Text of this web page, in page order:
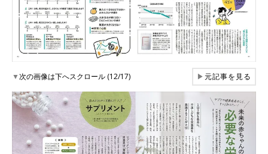
▼次の画像は下へスクロール (12/17) ▶元記事を見る